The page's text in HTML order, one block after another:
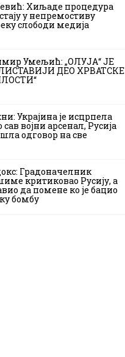
Хиљаде процедура
у непремостиву
слободи медија
Умељић: „ОЛУЈА“ ЈЕ
ДЕО ХРВАТСКЕ
Украјина је исцрпела
сав војни арсенал, Русија
одговор на све
Градоначелник
критиковао Русију, а
да помене ко је бацио
бомбу